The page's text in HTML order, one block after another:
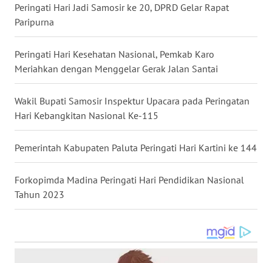
Peringati Hari Jadi Samosir ke 20, DPRD Gelar Rapat
Paripurna
Peringati Hari Kesehatan Nasional, Pemkab Karo
Meriahkan dengan Menggelar Gerak Jalan Santai
Wakil Bupati Samosir Inspektur Upacara pada Peringatan
Hari Kebangkitan Nasional Ke-115
Pemerintah Kabupaten Paluta Peringati Hari Kartini ke 144
Forkopimda Madina Peringati Hari Pendidikan Nasional
Tahun 2023
WN
LANGKAT
WN
TAPANULI
TANJUNG
LESUNG
WN
KARO
WN